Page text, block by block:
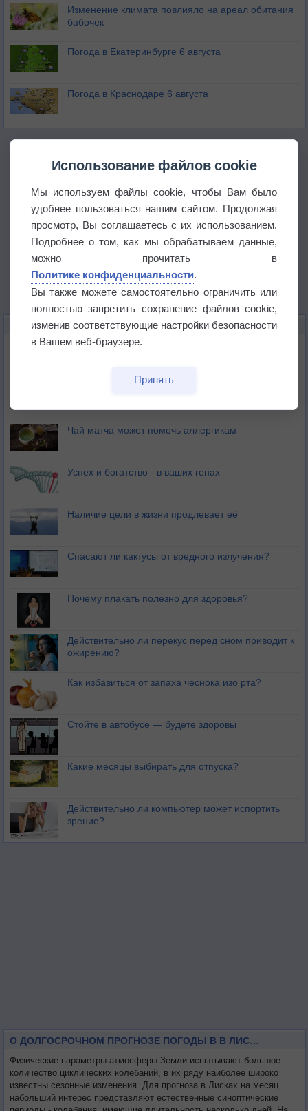
Изменение климата повлияло на ареал обитания
бабочек
Погода в Екатеринбурге 6 августа
Погода в Краснодаре 6 августа
ЭТО ИНТЕРЕСНО
Почему северный загар цветом отличается от
Букет сирени вреден для здоровья
Чай матча может помочь аллергикам
Успех и богатство - в ваших генах
Наличие цели в жизни продлевает её
Спасают ли кактусы от вредного излучения?
Почему плакать полезно для здоровья?
Действительно ли перекус перед сном приводит к
ожирению?
Как избавиться от запаха чеснока изо рта?
Стойте в автобусе — будете здоровы
Какие месяцы выбирать для отпуска?
Действительно ли компьютер может испортить
зрение?
О ДОЛГОСРОЧНОМ ПРОГНОЗЕ ПОГОДЫ В В ЛИСКАХ НА МЕСЯЦ
Физические параметры атмосферы Земли испытывают большое
количество циклических колебаний, в их ряду наиболее широко
известны сезонные изменения. Для прогноза в Лисках на месяц
набольший интерес представляют естественные синоптические
Использование файлов cookie
Мы используем файлы cookie, чтобы Вам было
удобнее пользоваться нашим сайтом. Продолжая
просмотр, Вы соглашаетесь с их использованием.
Подробнее о том, как мы обрабатываем данные,
можно прочитать в
Политике конфиденциальности.
Вы также можете самостоятельно ограничить или
полностью запретить сохранение файлов cookie,
изменив соответствующие настройки безопасности
в Вашем веб-браузере.
Принять